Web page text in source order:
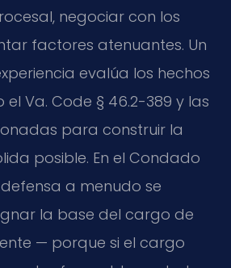
negociar con los
factores atenuantes. Un
evalúa los hechos
Va. Code § 46.2-389 y las
para construir la
posible. En el Condado
a menudo se
la base del cargo de
— porque si el cargo